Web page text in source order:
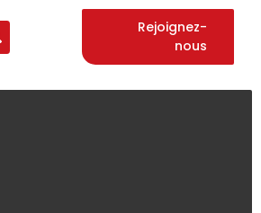
Rejoignez-
nous